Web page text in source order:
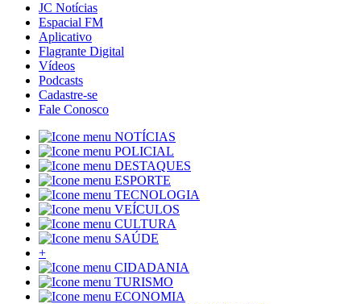
JC Notícias
Espacial FM
Aplicativo
Flagrante Digital
Vídeos
Podcasts
Cadastre-se
Fale Conosco
NOTÍCIAS
POLICIAL
DESTAQUES
ESPORTE
TECNOLOGIA
VEÍCULOS
CULTURA
SAÚDE
+
CIDADANIA
TURISMO
ECONOMIA